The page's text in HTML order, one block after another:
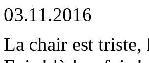
03.11.2016
La chair est triste,